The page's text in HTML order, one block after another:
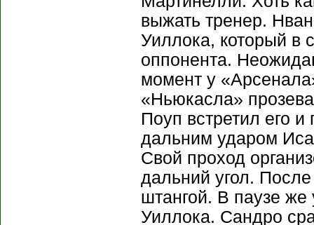
выжать тренер.
Уиллока, который в
оппонента.
момент у
«Ньюкасла»
Поуп встретил его
дальним ударом
Свой проход
дальний угол.
штангой. В паузе
Уиллока. Сандро